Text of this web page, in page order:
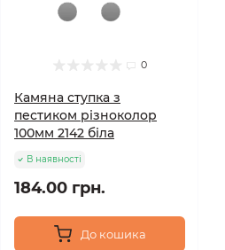
0
Камяна ступка з
пестиком різноколор
100мм 2142 біла
В наявності
184.00 грн.
До кошика